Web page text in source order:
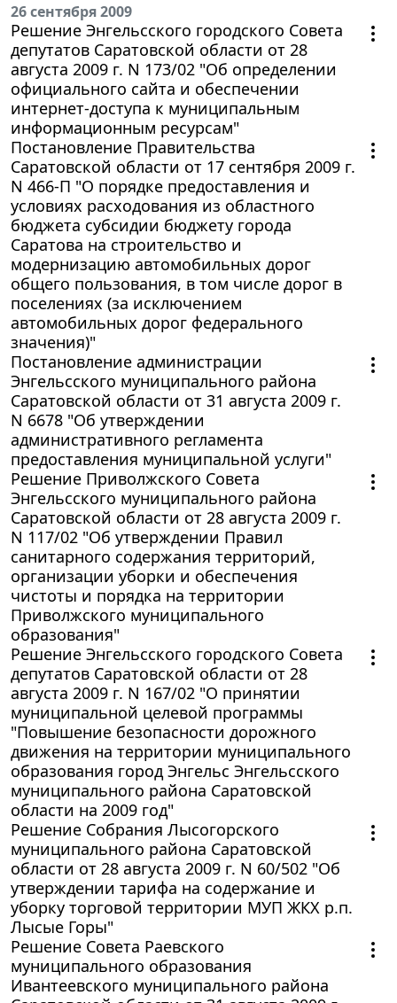
26 сентября 2009
Решение Энгельсского городского Совета
депутатов Саратовской области от 28
августа 2009 г. N 173/02 "Об определении
официального сайта и обеспечении
интернет-доступа к муниципальным
информационным ресурсам"
Постановление Правительства
Саратовской области от 17 сентября 2009 г.
N 466-П "О порядке предоставления и
условиях расходования из областного
бюджета субсидии бюджету города
Саратова на строительство и
модернизацию автомобильных дорог
общего пользования, в том числе дорог в
поселениях (за исключением
автомобильных дорог федерального
значения)"
Постановление администрации
Энгельсского муниципального района
Саратовской области от 31 августа 2009 г.
N 6678 "Об утверждении
административного регламента
предоставления муниципальной услуги"
Решение Приволжского Совета
Энгельсского муниципального района
Саратовской области от 28 августа 2009 г.
N 117/02 "Об утверждении Правил
санитарного содержания территорий,
организации уборки и обеспечения
чистоты и порядка на территории
Приволжского муниципального
образования"
Решение Энгельсского городского Совета
депутатов Саратовской области от 28
августа 2009 г. N 167/02 "О принятии
муниципальной целевой программы
"Повышение безопасности дорожного
движения на территории муниципального
образования город Энгельс Энгельсского
муниципального района Саратовской
области на 2009 год"
Решение Собрания Лысогорского
муниципального района Саратовской
области от 28 августа 2009 г. N 60/502 "Об
утверждении тарифа на содержание и
уборку торговой территории МУП ЖКХ р.п.
Лысые Горы"
Решение Совета Раевского
муниципального образования
Ивантеевского муниципального района